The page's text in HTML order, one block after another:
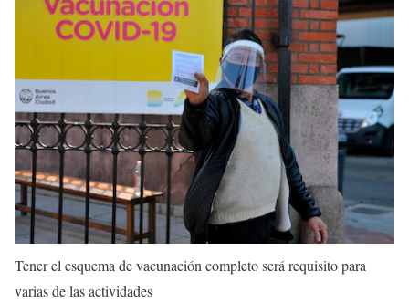
Tener el esquema de vacunación completo será requisito para
varias de las actividades